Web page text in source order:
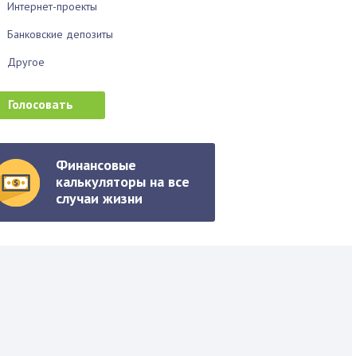
Интернет-проекты
Банковские депозиты
Другое
Финансовые
калькуляторы на все
случаи жизни